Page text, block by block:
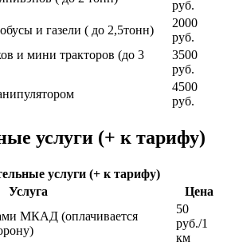
руб.
и газели ( до 2,5тонн)
2000
руб.
и мини тракторов (до 3
3500
руб.
4500
руб.
услуги (+ к тарифу)
услуги (+ к тарифу)
Услуга
Цена
МКАД (оплачивается
50
руб./1
км